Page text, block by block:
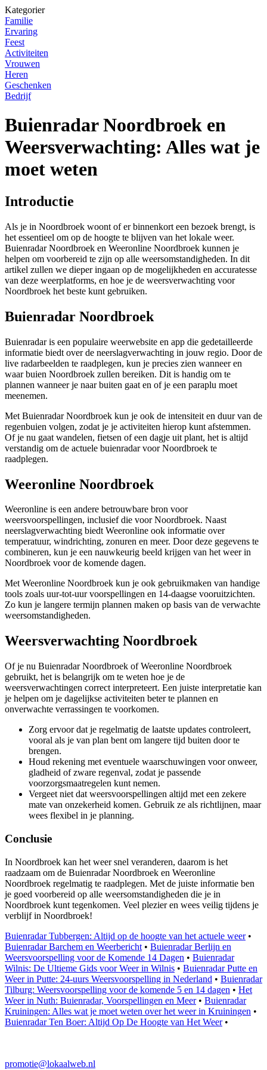
Kategorier
Familie
Ervaring
Feest
Activiteiten
Vrouwen
Heren
Geschenken
Bedrijf
Buienradar Noordbroek en
Weersverwachting: Alles wat je
moet weten
Introductie
Als je in Noordbroek woont of er binnenkort een bezoek brengt, is
het essentieel om op de hoogte te blijven van het lokale weer.
Buienradar Noordbroek en Weeronline Noordbroek kunnen je
helpen om voorbereid te zijn op alle weersomstandigheden. In dit
artikel zullen we dieper ingaan op de mogelijkheden en accuratesse
van deze weerplatforms, en hoe je de weersverwachting voor
Noordbroek het beste kunt gebruiken.
Buienradar Noordbroek
Buienradar is een populaire weerwebsite en app die gedetailleerde
informatie biedt over de neerslagverwachting in jouw regio. Door de
live radarbeelden te raadplegen, kun je precies zien wanneer en
waar buien Noordbroek zullen bereiken. Dit is handig om te
plannen wanneer je naar buiten gaat en of je een paraplu moet
meenemen.
Met Buienradar Noordbroek kun je ook de intensiteit en duur van de
regenbuien volgen, zodat je je activiteiten hierop kunt afstemmen.
Of je nu gaat wandelen, fietsen of een dagje uit plant, het is altijd
verstandig om de actuele buienradar voor Noordbroek te
raadplegen.
Weeronline Noordbroek
Weeronline is een andere betrouwbare bron voor
weersvoorspellingen, inclusief die voor Noordbroek. Naast
neerslagverwachting biedt Weeronline ook informatie over
temperatuur, windrichting, zonuren en meer. Door deze gegevens te
combineren, kun je een nauwkeurig beeld krijgen van het weer in
Noordbroek voor de komende dagen.
Met Weeronline Noordbroek kun je ook gebruikmaken van handige
tools zoals uur-tot-uur voorspellingen en 14-daagse vooruitzichten.
Zo kun je langere termijn plannen maken op basis van de verwachte
weersomstandigheden.
Weersverwachting Noordbroek
Of je nu Buienradar Noordbroek of Weeronline Noordbroek
gebruikt, het is belangrijk om te weten hoe je de
weersverwachtingen correct interpreteert. Een juiste interpretatie kan
je helpen om je dagelijkse activiteiten beter te plannen en
onverwachte verrassingen te voorkomen.
Zorg ervoor dat je regelmatig de laatste updates controleert,
vooral als je van plan bent om langere tijd buiten door te
brengen.
Houd rekening met eventuele waarschuwingen voor onweer,
gladheid of zware regenval, zodat je passende
voorzorgsmaatregelen kunt nemen.
Vergeet niet dat weersvoorspellingen altijd met een zekere
mate van onzekerheid komen. Gebruik ze als richtlijnen, maar
wees flexibel in je planning.
Conclusie
In Noordbroek kan het weer snel veranderen, daarom is het
raadzaam om de Buienradar Noordbroek en Weeronline
Noordbroek regelmatig te raadplegen. Met de juiste informatie ben
je goed voorbereid op alle weersomstandigheden die je in
Noordbroek kunt tegenkomen. Veel plezier en wees veilig tijdens je
verblijf in Noordbroek!
Buienradar Tubbergen: Altijd op de hoogte van het actuele weer•
Buienradar Barchem en Weerbericht • Buienradar Berlijn en
Weersvoorspelling voor de Komende 14 Dagen • Buienradar
Wilnis: De Ultieme Gids voor Weer in Wilnis • Buienradar Putte en
Weer in Putte: 24-uurs Weersvoorspelling in Nederland • Buienradar
Tilburg: Weersvoorspelling voor de komende 5 en 14 dagen • Het
Weer in Nuth: Buienradar, Voorspellingen en Meer• Buienradar
Kruiningen: Alles wat je moet weten over het weer in Kruiningen •
Buienradar Ten Boer: Altijd Op De Hoogte van Het Weer•
promotie@lokaalweb.nl